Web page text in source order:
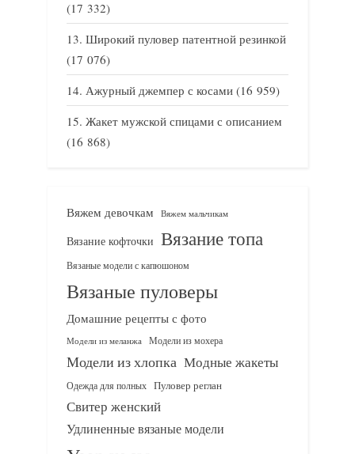
(17 332)
Широкий пуловер патентной резинкой
(17 076)
Ажурный джемпер с косами (16 959)
Жакет мужской спицами с описанием
(16 868)
Вяжем девочкам Вяжем мальчикам
Вязание кофточки Вязание топа
Вязаные модели с капюшоном
Вязаные пуловеры
Домашние рецепты с фото
Модели из меланжа Модели из мохера
Модели из хлопка Модные жакеты
Одежда для полных Пуловер реглан
Свитер женский
Удлиненные вязаные модели